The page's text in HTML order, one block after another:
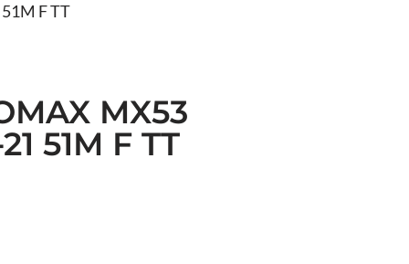
F TT
MX53
51M F TT